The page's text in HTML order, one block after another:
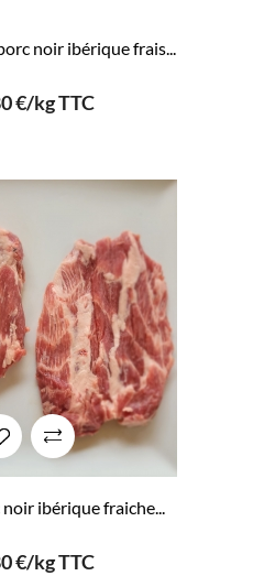
noir ibérique frais...
€/kg TTC
ibérique fraiche...
€/kg TTC